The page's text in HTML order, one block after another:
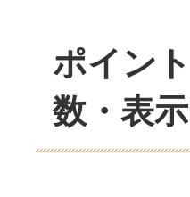
ポイン
数・表